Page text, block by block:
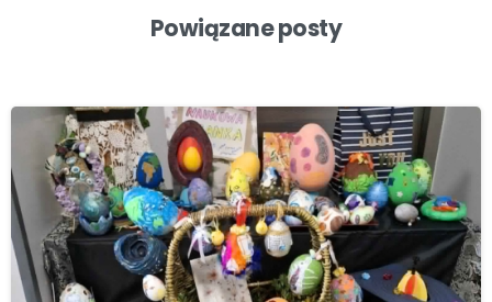
Powiązane posty